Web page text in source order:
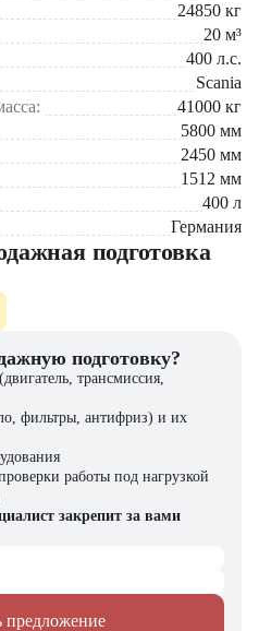
легкий доступ к основным
узлам и агрегатам
антикоррозийная обработка
и износостойкие материалы
объектов
материалов
отходов
качество, надежность и
продуманной конструкции и
материалов, самосвал MAN
минимальные
производительности.
дилер MAN – предлагает:
пакетом документов
обслуживание
широкий выбор спецтехники MAN,
оборудование и навесные
сайте или свяжитесь с нашими
условий на покупку
24850 кг
20 м³
400 л.с.
Scania
41000 кг
5800 мм
2450 мм
1512 мм
400 л
Германия
подготовка
подготовку?
трансмиссия,
фильтры, антифриз) и их
работы под нагрузкой
закрепит за вами
предложение